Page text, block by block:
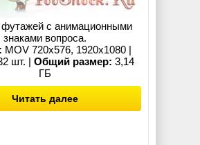
с анимационными
знаками вопроса.
MOV 720x576, 1920x1080 |
шт. | Общий размер: 3,14
ГБ
Читать далее